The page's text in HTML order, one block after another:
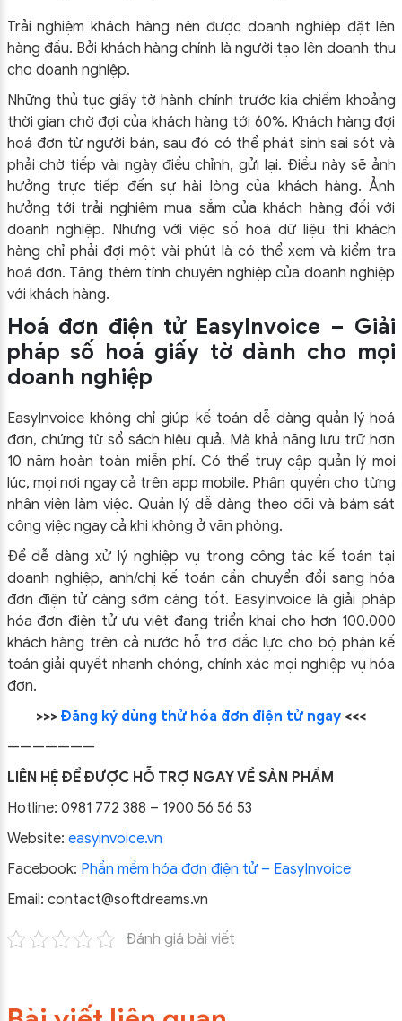
Trải nghiệm khách hàng nên được doanh nghiệp đặt lên
hàng đầu. Bởi khách hàng chính là người tạo lên doanh thu
cho doanh nghiệp.
Những thủ tục giấy tờ hành chính trước kia chiếm khoảng
thời gian chờ đợi của khách hàng tới 60%. Khách hàng đợi
hoá đơn từ người bán, sau đó có thể phát sinh sai sót và
phải chờ tiếp vài ngày điều chỉnh, gửi lại. Điều này sẽ ảnh
hưởng trực tiếp đến sự hài lòng của khách hàng. Ảnh
hưởng tới trải nghiệm mua sắm của khách hàng đối với
doanh nghiệp. Nhưng với việc số hoá dữ liệu thì khách
hàng chỉ phải đợi một vài phút là có thể xem và kiểm tra
hoá đơn. Tăng thêm tính chuyên nghiệp của doanh nghiệp
với khách hàng.
Hoá đơn điện tử EasyInvoice – Giải
pháp số hoá giấy tờ dành cho mọi
doanh nghiệp
EasyInvoice không chỉ giúp kế toán dễ dàng quản lý hoá
đơn, chứng từ sổ sách hiệu quả. Mà khả năng lưu trữ hơn
10 năm hoàn toàn miễn phí. Có thể truy cập quản lý mọi
lúc, mọi nơi ngay cả trên app mobile. Phân quyền cho từng
nhân viên làm việc. Quản lý dễ dàng theo dõi và bám sát
công việc ngay cả khi không ở văn phòng.
Để dễ dàng xử lý nghiệp vụ trong công tác kế toán tại
doanh nghiệp, anh/chị kế toán cần chuyển đổi sang hóa
đơn điện tử càng sớm càng tốt. EasyInvoice là giải pháp
hóa đơn điện tử ưu việt đang triển khai cho hơn 100.000
khách hàng trên cả nước hỗ trợ đắc lực cho bộ phận kế
toán giải quyết nhanh chóng, chính xác mọi nghiệp vụ hóa
đơn.
>>> Đăng ký dùng thử hóa đơn điện tử ngay <<<
———————
LIÊN HỆ ĐỂ ĐƯỢC HỖ TRỢ NGAY VỀ SẢN PHẨM
Hotline: 0981 772 388 – 1900 56 56 53
Website: easyinvoice.vn
Facebook: Phần mềm hóa đơn điện tử – EasyInvoice
Email: contact@softdreams.vn
Đánh giá bài viết